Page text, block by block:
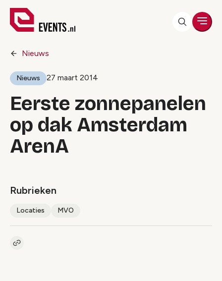
Nieuws
Nieuws 27 maart 2014
Eerste zonnepanelen
op dak Amsterdam
ArenA
Rubrieken
Locaties MVO
Kopieer link naar artikel